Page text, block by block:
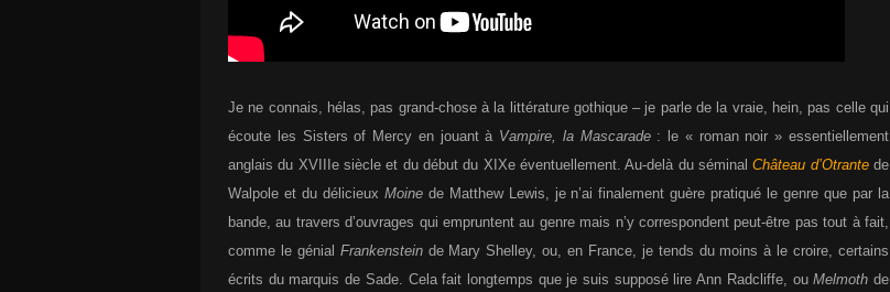
Je ne connais, hélas, pas grand-chose à la littérature gothique – je parle de la vraie, hein, pas celle qui
écoute les Sisters of Mercy en jouant à Vampire, la Mascarade: le « roman noir » essentiellement
anglais du XVIIIe siècle et du début du XIXe éventuellement. Au-delà du séminalChâteau d’Otrantede
Walpole et du délicieux Moinede Matthew Lewis, je n’ai finalement guère pratiqué le genre que par la
bande, au travers d’ouvrages qui empruntent au genre mais n’y correspondent peut-être pas tout à fait,
comme le génial Frankensteinde Mary Shelley, ou, en France, je tends du moins à le croire, certains
écrits du marquis de Sade. Cela fait longtemps que je suis supposé lire Ann Radcliffe, ouMelmoth de